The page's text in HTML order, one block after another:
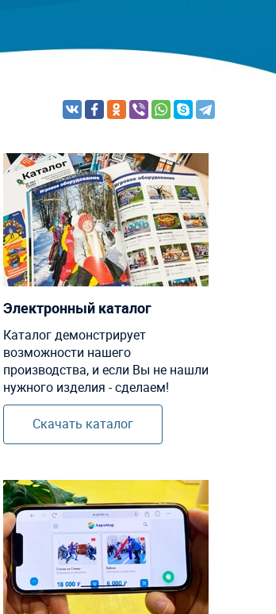
Электронный каталог
Каталог демонстрирует
возможности нашего
производства, и если Вы не нашли
нужного изделия - сделаем!
Скачать каталог